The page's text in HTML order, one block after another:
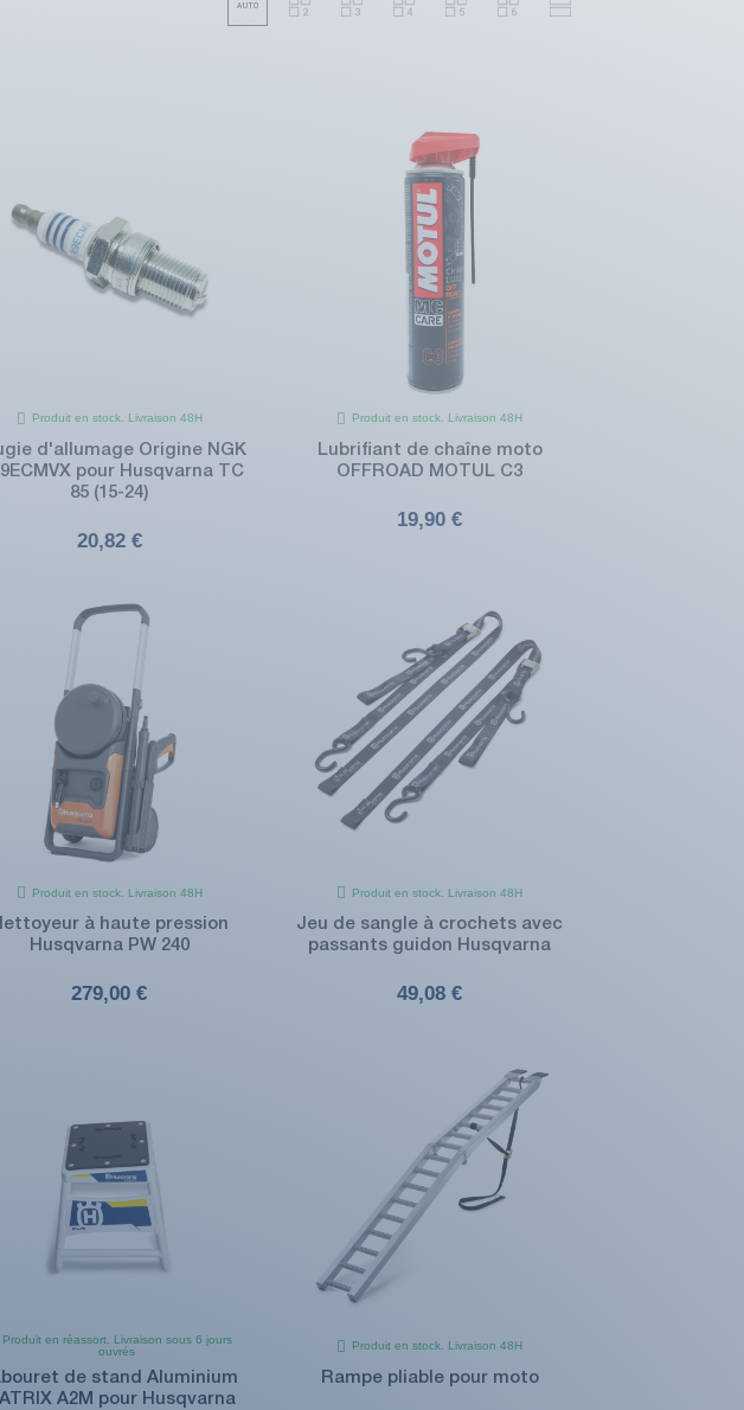
Produit en stock. Livraison 48H
d'allumage Origine NGK
pour Husqvarna TC
85 (15-24)
20,82 €
Produit en stock. Livraison 48H
Lubrifiant de chaîne moto
OFFROAD MOTUL C3
19,90 €
Produit en stock. Livraison 48H
à haute pression
Husqvarna PW 240
279,00 €
Produit en stock. Livraison 48H
Jeu de sangle à crochets avec
passants guidon Husqvarna
49,08 €
Produit en réassort. Livraison sous 6 jours
ouvrés
de stand Aluminium
A2M pour Husqvarna
Produit en stock. Livraison 48H
Rampe pliable pour moto